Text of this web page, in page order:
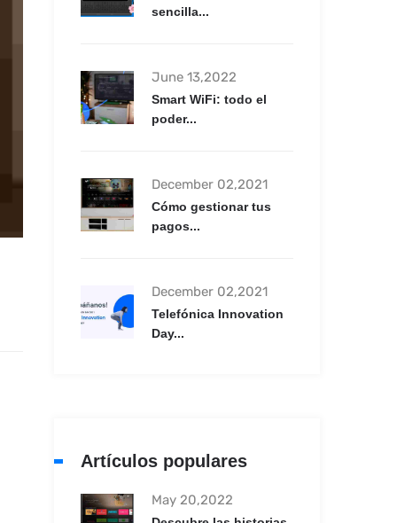
sencilla...
June 13,2022
Smart WiFi: todo el
poder...
December 02,2021
Cómo gestionar tus
pagos...
December 02,2021
Telefónica Innovation
Day...
Artículos populares
May 20,2022